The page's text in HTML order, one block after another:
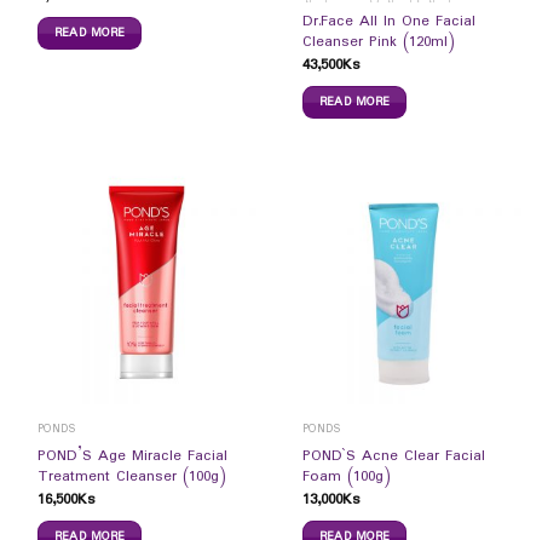
READ MORE
Dr.Face All In One Facial
Cleanser Pink (120ml)
43,500Ks
READ MORE
PONDS
POND’S Age Miracle Facial
Treatment Cleanser (100g)
16,500Ks
PONDS
POND`S Acne Clear Facial
Foam (100g)
13,000Ks